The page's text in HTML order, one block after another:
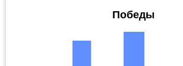
Победы